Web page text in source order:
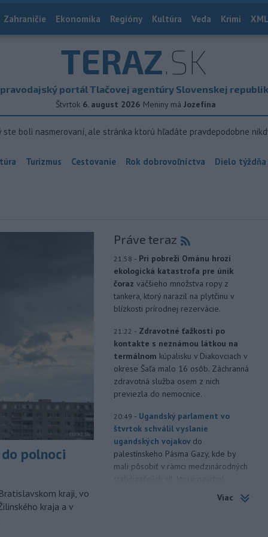
Zahraničie Ekonomika Regióny Kultúra Veda Krimi
TERAZ.SK
portál Tlačovej agentúry Slovenskej
Štvrtok 6. august 2026 Meniny má Jozefína
ste boli nasmerovaní, ale stránka ktorú hľadáte pravdepodobne
Turizmus Cestovanie Rok dobrovoľníctva Dielo týždňa
do polnoci
kraji, vo
kraja a v
Práve teraz
21:58 - Pri pobreží Ománu hrozí
ekologická katastrofa pre únik
čoraz väčšieho množstva ropy z
tankera, ktorý narazil na plytčinu v
blízkosti prírodnej rezervácie.
21:22 - Zdravotné ťažkosti po
kontakte s neznámou látkou na
termálnom kúpalisku v Diakovciach v
okrese Šaľa malo 16 osôb. Záchranná
zdravotná služba osem z nich
previezla do nemocnice.
20:49 - Ugandský parlament vo
štvrtok schválil vyslanie
ugandských vojakov do
palestínskeho Pásma Gazy, kde by
mali pôsobiť v rámci medzinárodných
Viac